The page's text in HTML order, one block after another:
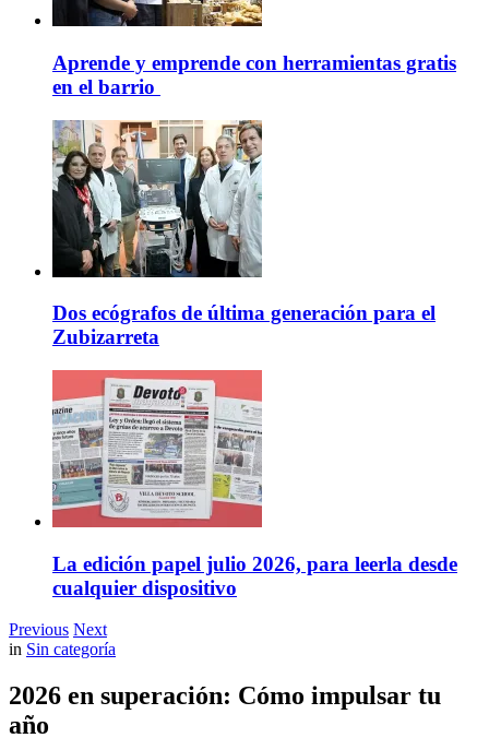
Aprende y emprende con herramientas gratis
en el barrio
Dos ecógrafos de última generación para el
Zubizarreta
La edición papel julio 2026, para leerla desde
cualquier dispositivo
Previous Next
in Sin categoría
2026 en superación: Cómo impulsar tu
año